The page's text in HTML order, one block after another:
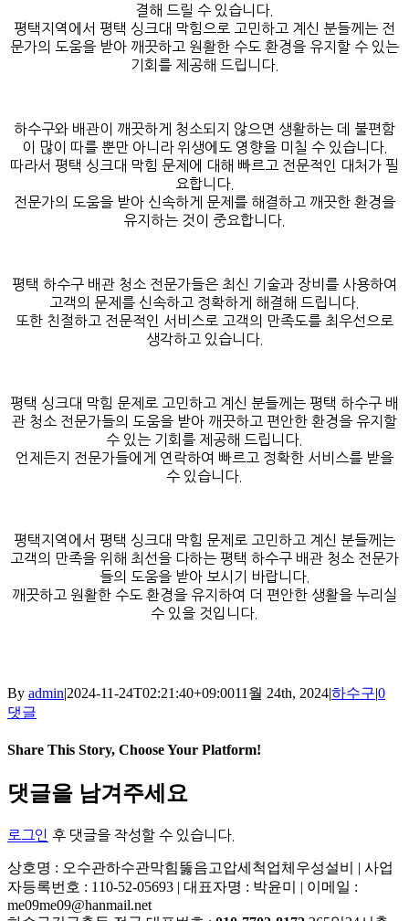
결해 드릴 수 있습니다.
평택지역에서 평택 싱크대 막힘으로 고민하고 계신 분들께는 전
문가의 도움을 받아 깨끗하고 원활한 수도 환경을 유지할 수 있는
기회를 제공해 드립니다.
하수구와 배관이 깨끗하게 청소되지 않으면 생활하는 데 불편함
이 많이 따를 뿐만 아니라 위생에도 영향을 미칠 수 있습니다.
따라서 평택 싱크대 막힘 문제에 대해 빠르고 전문적인 대처가 필
요합니다.
전문가의 도움을 받아 신속하게 문제를 해결하고 깨끗한 환경을
유지하는 것이 중요합니다.
평택 하수구 배관 청소 전문가들은 최신 기술과 장비를 사용하여
고객의 문제를 신속하고 정확하게 해결해 드립니다.
또한 친절하고 전문적인 서비스로 고객의 만족도를 최우선으로
생각하고 있습니다.
평택 싱크대 막힘 문제로 고민하고 계신 분들께는 평택 하수구 배
관 청소 전문가들의 도움을 받아 깨끗하고 편안한 환경을 유지할
수 있는 기회를 제공해 드립니다.
언제든지 전문가들에게 연락하여 빠르고 정확한 서비스를 받을
수 있습니다.
평택지역에서 평택 싱크대 막힘 문제로 고민하고 계신 분들께는
고객의 만족을 위해 최선을 다하는 평택 하수구 배관 청소 전문가
들의 도움을 받아 보시기 바랍니다.
깨끗하고 원활한 수도 환경을 유지하여 더 편안한 생활을 누리실
수 있을 것입니다.
By admin|2024-11-24T02:21:40+09:0011월 24th, 2024|하수구|0
댓글
Share This Story, Choose Your Platform!
Facebook
X
Reddit
LinkedIn
Tumblr
Pinterest
Vk
이
메
댓글을 남겨주세요
로그인 후 댓글을 작성할 수 있습니다.
상호명 : 오수관하수관막힘뚫음고압세척업체우성설비 | 사업
자등록번호 : 110-52-05693 | 대표자명 : 박윤미 | 이메일 :
me09me09@hanmail.net